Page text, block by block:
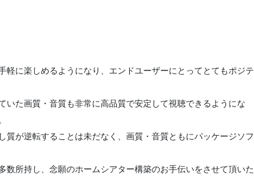
軽に楽しめるようになり、エンドユーザーにとってとてもポジテ
いた画質・音質も非常に高品質で安定して視聴できるようにな
質が逆転することは未だなく、画質・音質ともにパッケージソフ
数所持し、念願のホームシアター構築のお手伝いをさせて頂いた